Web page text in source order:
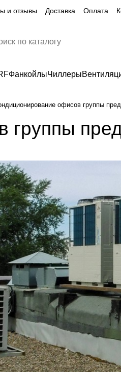
и отзывы Доставка Оплата
ФанкойлыЧиллеры
офисов группы